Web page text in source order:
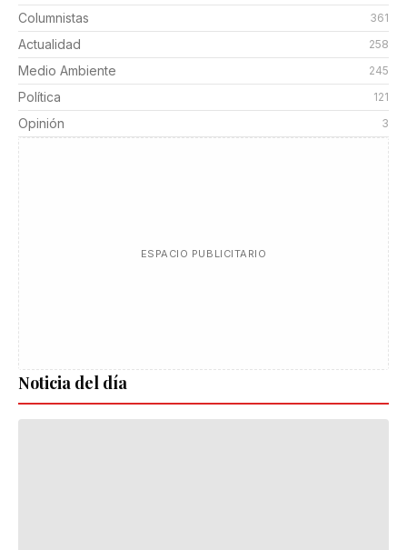
Columnistas 361
Actualidad 258
Medio Ambiente 245
Política 121
Opinión 3
ESPACIO PUBLICITARIO
Noticia del día